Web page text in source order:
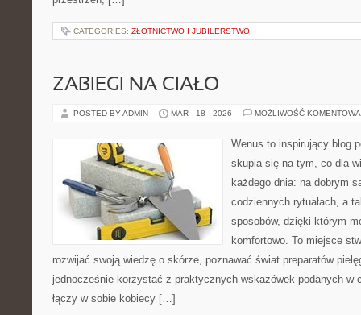
CATEGORIES: ZŁOTNICTWO I JUBILERSTWO
ZABIEGI NA CIAŁO
POSTED BY ADMIN MAR - 18 - 2026 MOŻLIWOŚĆ
Wenus to inspirujący blog
skupia się na tym, co dla
każdego dnia: na dobrym
codziennych rytuałach, a
sposobów, dzięki którym
komfortowo. To miejsce
rozwijać swoją wiedzę o skórze, poznawać świat preparatów
jednocześnie korzystać z praktycznych wskazówek podanych w
łączy w sobie kobiecy […]